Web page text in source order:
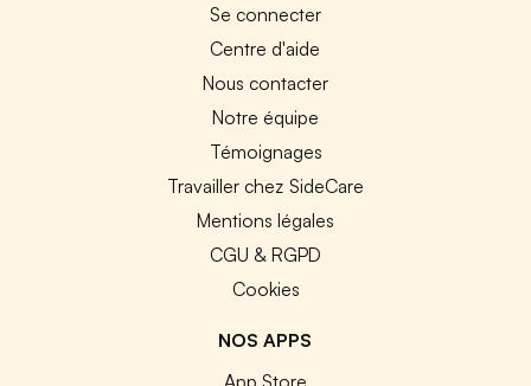
Se connecter
Centre d'aide
Nous contacter
Notre équipe
Témoignages
Travailler chez SideCare
Mentions légales
CGU & RGPD
Cookies
NOS APPS
App Store